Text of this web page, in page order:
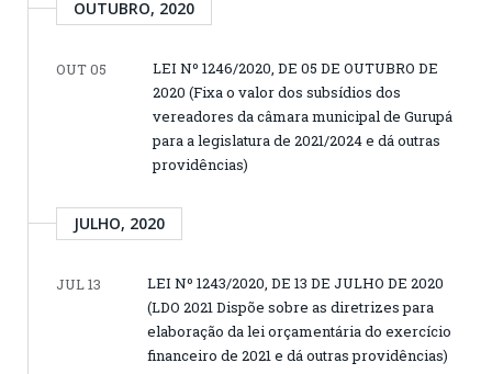
OUTUBRO, 2020
OUT 05
LEI Nº 1246/2020, DE 05 DE OUTUBRO DE
2020 (Fixa o valor dos subsídios dos
vereadores da câmara municipal de Gurupá
para a legislatura de 2021/2024 e dá outras
providências)
JULHO, 2020
JUL 13
LEI Nº 1243/2020, DE 13 DE JULHO DE 2020
(LDO 2021 Dispõe sobre as diretrizes para
elaboração da lei orçamentária do exercício
financeiro de 2021 e dá outras providências)